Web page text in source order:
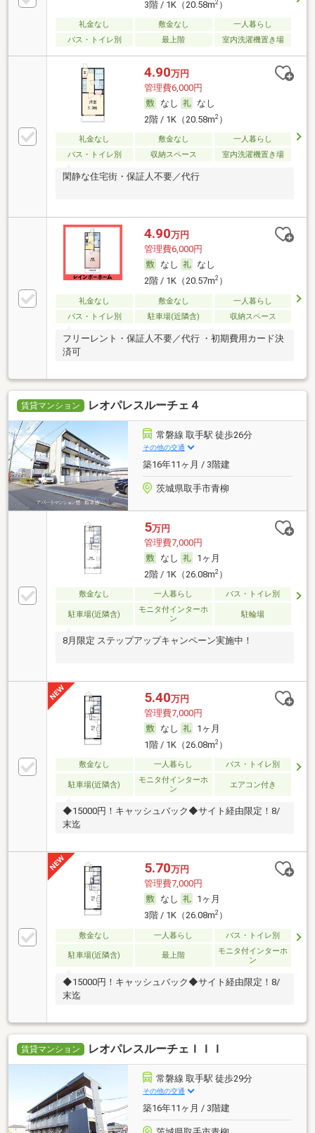
3階 / 1K（20.58m2）
礼金なし 敷金なし
一人暮らし
バス・トイレ別
最上階 室内洗濯機置き場
4.90万円
管理費6,000円
なし
なし
2階 / 1K（20.58m2）
礼金なし 敷金なし
一人暮らし
バス・トイレ別
収納スペース 室内洗濯機置き場
閑静な住宅街・保証人不要／代行
4.90万円
管理費6,000円
なし
なし
2階 / 1K（20.57m2）
礼金なし 敷金なし
一人暮らし
バス・トイレ別
駐車場(近隣含) 収納スペース
フリーレント・保証人不要／代行 ・初期費用カード決
済可
賃貸マンション レオパレスルーチェ４
常磐線 取手駅 徒歩26分
その他の交通
築16年11ヶ月 / 3階建
茨城県取手市青柳
5万円
管理費7,000円
なし
1ヶ月
2階 / 1K（26.08m2）
敷金なし 一人暮らし バス・トイレ別
駐車場(近隣含)
モニタ付インターホ
ン
駐輪場
8月限定 ステップアップキャンペーン実施中！
5.40万円
管理費7,000円
なし
1ヶ月
1階 / 1K（26.08m2）
敷金なし 一人暮らし バス・トイレ別
駐車場(近隣含)
モニタ付インターホ
ン
エアコン付き
◆15000円！キャッシュバック◆サイト経由限定！8/
末迄
5.70万円
管理費7,000円
なし
1ヶ月
3階 / 1K（26.08m2）
敷金なし 一人暮らし バス・トイレ別
駐車場(近隣含) 最上階
モニタ付インターホ
ン
◆15000円！キャッシュバック◆サイト経由限定！8/
末迄
賃貸マンション レオパレスルーチェＩＩＩ
常磐線 取手駅 徒歩29分
その他の交通
築16年11ヶ月 / 3階建